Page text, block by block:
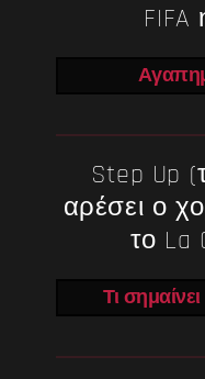
FIFA
Step Up
αρέσει ο
το La
Τι